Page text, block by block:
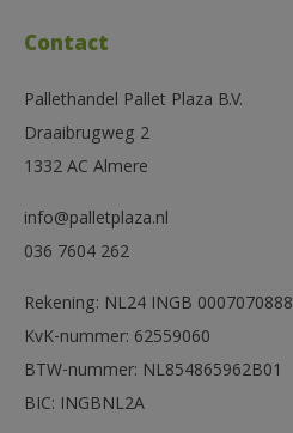
Contact
Pallethandel Pallet Plaza B.V.
Draaibrugweg 2
1332 AC Almere
info@palletplaza.nl
036 7604 262
Rekening: NL24 INGB 0007070888
KvK-nummer: 62559060
BTW-nummer: NL854865962B01
BIC: INGBNL2A